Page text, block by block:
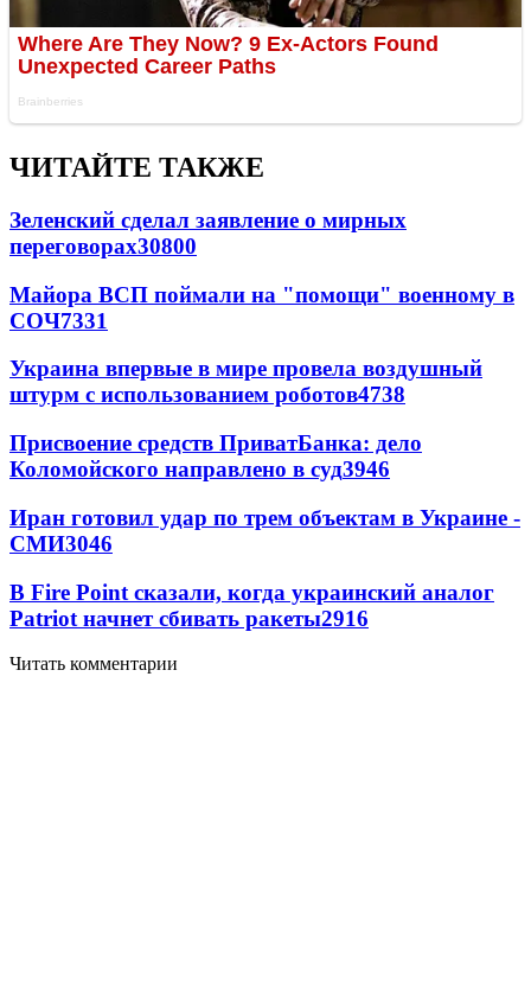
ЧИТАЙТЕ ТАКЖЕ
Зеленский сделал заявление о мирных
переговорах30800
Майора ВСП поймали на "помощи" военному в
СОЧ7331
Украина впервые в мире провела воздушный
штурм с использованием роботов4738
Присвоение средств ПриватБанка: дело
Коломойского направлено в суд3946
Иран готовил удар по трем объектам в Украине -
СМИ3046
В Fire Point сказали, когда украинский аналог
Patriot начнет сбивать ракеты2916
Читать комментарии